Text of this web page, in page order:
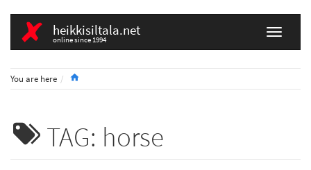
heikkisiltala.net
online since 1994
You are here
TAG: horse